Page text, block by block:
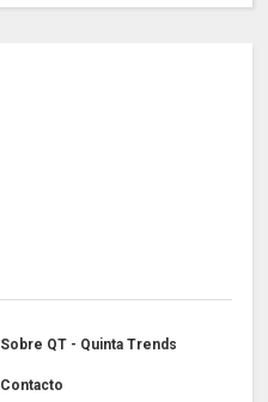
Sobre QT - Quinta Trends
Contacto